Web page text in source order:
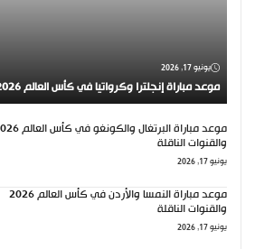
يونيو 17, 2026
موعد مباراة إنجلترا وكرواتيا في كأس العالم 2026 والقنوات الناقلة
موعد مباراة البرتغال والكونغو في كأس العالم 2026
والقنوات الناقلة
يونيو 17, 2026
موعد مباراة النمسا والأردن في كأس العالم 2026
والقنوات الناقلة
يونيو 17, 2026